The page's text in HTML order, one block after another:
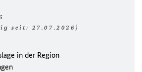
seit: 27.07.2026)
in der Region